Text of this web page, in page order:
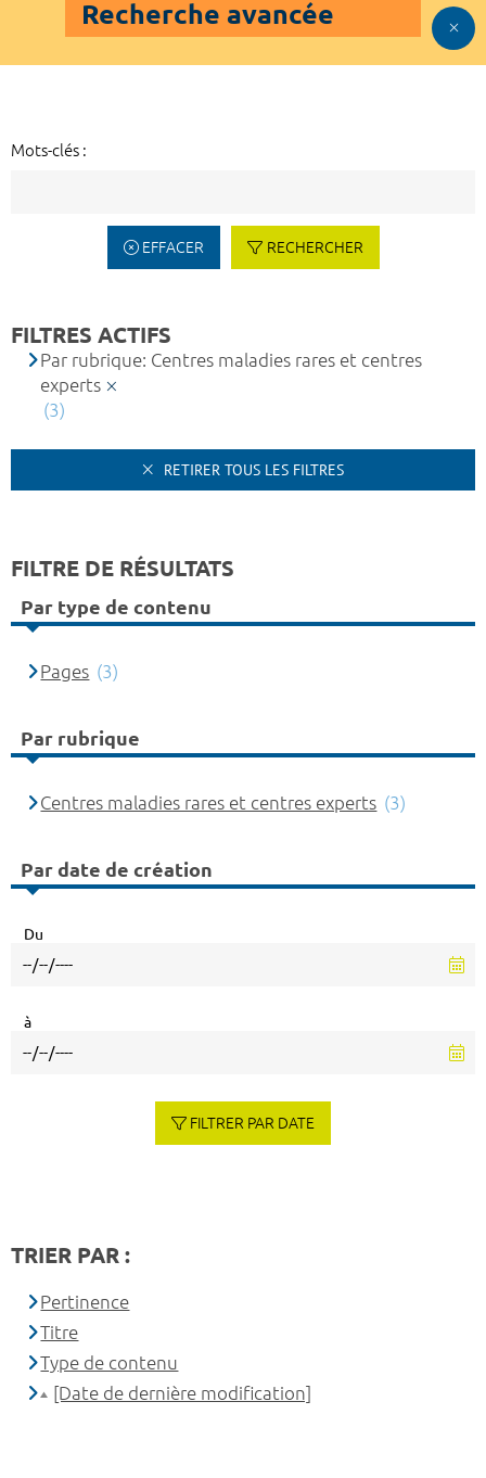
Recherche avancée
Mots-clés :
EFFACER RECHERCHER
FILTRES ACTIFS
Par rubrique: Centres maladies rares et centres
experts
(3)
RETIRER TOUS LES FILTRES
FILTRE DE RÉSULTATS
Par type de contenu
Pages (3)
Par rubrique
Centres maladies rares et centres experts (3)
Par date de création
Du
à
FILTRER PAR DATE
TRIER PAR :
Pertinence
Titre
Type de contenu
[Date de dernière modification]